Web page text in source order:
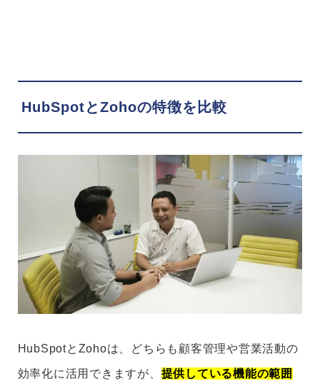
HubSpotとZohoの特徴を比較
HubSpotとZohoは、どちらも顧客管理や営業活動の
効率化に活用できますが、 提供している機能の範囲